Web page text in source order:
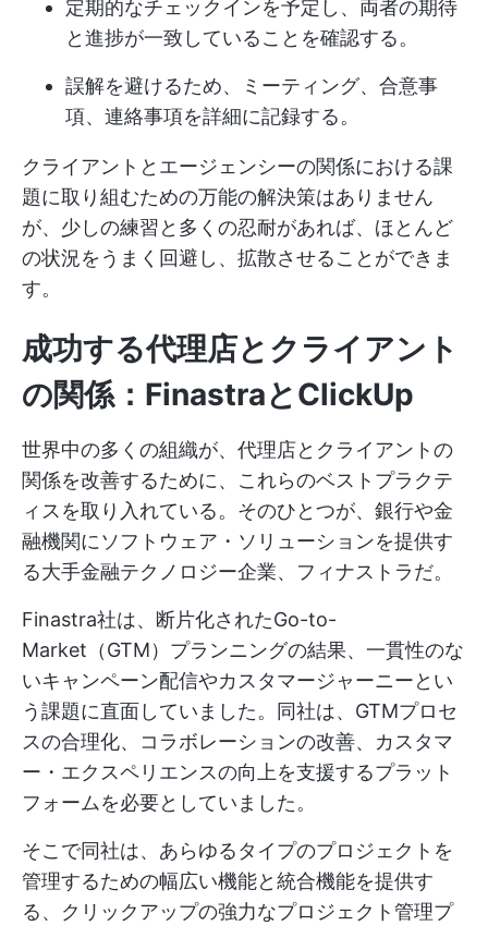
定期的なチェックインを予定し、両者の期待
と進捗が一致していることを確認する。
誤解を避けるため、ミーティング、合意事
項、連絡事項を詳細に記録する。
クライアントとエージェンシーの関係における課
題に取り組むための万能の解決策はありません
が、少しの練習と多くの忍耐があれば、ほとんど
の状況をうまく回避し、拡散させることができま
す。
成功する代理店とクライアント
の関係：FinastraとClickUp
世界中の多くの組織が、代理店とクライアントの
関係を改善するために、これらのベストプラクテ
ィスを取り入れている。そのひとつが、銀行や金
融機関にソフトウェア・ソリューションを提供す
る大手金融テクノロジー企業、フィナストラだ。
Finastra社は、断片化されたGo-to-
Market（GTM）プランニングの結果、一貫性のな
いキャンペーン配信やカスタマージャーニーとい
う課題に直面していました。同社は、GTMプロセ
スの合理化、コラボレーションの改善、カスタマ
ー・エクスペリエンスの向上を支援するプラット
フォームを必要としていました。
そこで同社は、あらゆるタイプのプロジェクトを
管理するための幅広い機能と統合機能を提供す
る、クリックアップの強力なプロジェクト管理プ